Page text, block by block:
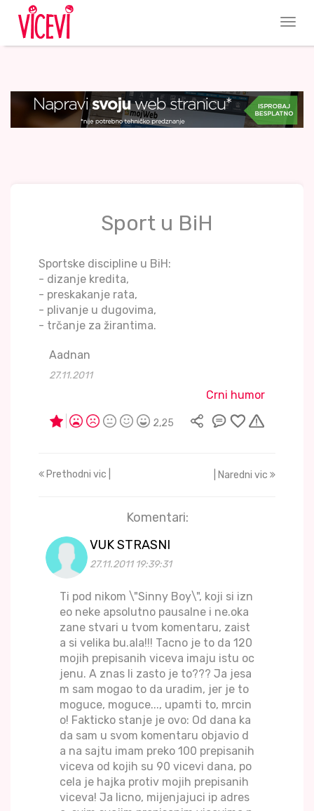
Sport u BiH
Sportske discipline u BiH:
- dizanje kredita,
- preskakanje rata,
- plivanje u dugovima,
- trčanje za žirantima.
Aadnan
27.11.2011
Crni humor
2,25
Prethodni vic | | Naredni vic
Komentari:
VUK STRASNI
27.11.2011 19:39:31
Ti pod nikom \"Sinny Boy\", koji si izn
eo neke apsolutno pausalne i ne.oka
zane stvari u tvom komentaru, zaist
a si velika bu.ala!!! Tacno je to da 120
mojih prepisanih viceva imaju istu oc
jenu. A znas li zasto je to??? Ja jesa
m sam mogao to da uradim, jer je to
moguce, moguce..., upamti to, mrcin
o! Fakticko stanje je ovo: Od dana ka
da sam u svom komentaru objavio d
a na sajtu imam preko 100 prepisanih
viceva od kojih su 90 vicevi dana, po
cela je hajka protiv mojih prepisanih
viceva! Ja licno, mijenjajuci ip adres